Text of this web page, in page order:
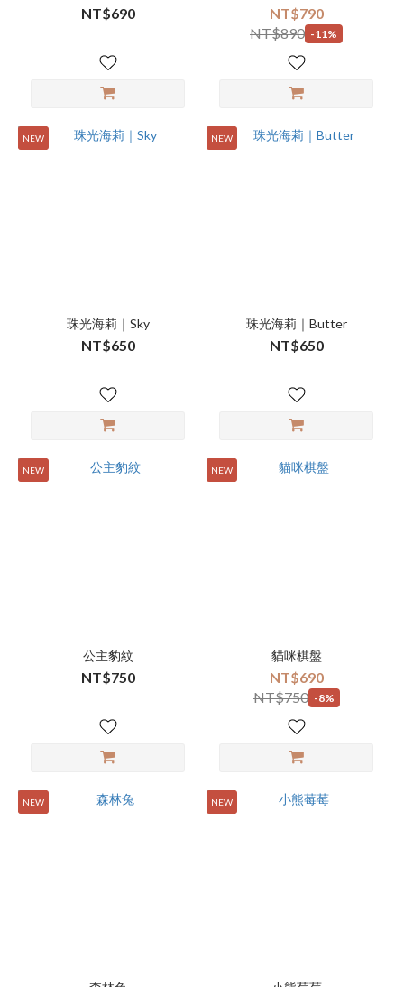
NT$690
NT$790
NT$890 -11%
NEW
珠光海莉｜Sky
NT$650
NEW
珠光海莉｜Butter
NT$650
NEW
公主豹紋
NT$750
NEW
貓咪棋盤
NT$690
NT$750 -8%
NEW NEW